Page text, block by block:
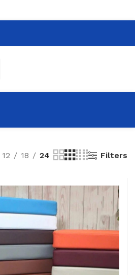
12 18 24 Filters